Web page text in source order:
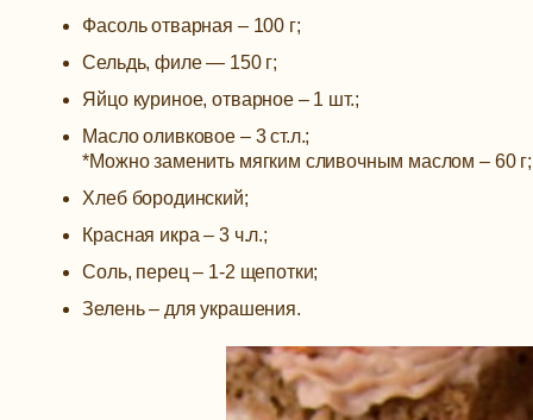
Фасоль отварная – 100 г;
Сельдь, филе — 150 г;
Яйцо куриное, отварное – 1 шт.;
Масло оливковое – 3 ст.л.;
*Можно заменить мягким сливочным маслом – 60 г;
Хлеб бородинский;
Красная икра – 3 ч.л.;
Соль, перец – 1-2 щепотки;
Зелень – для украшения.